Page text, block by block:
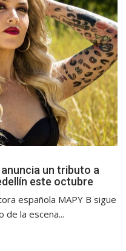
un tributo a
este octubre
española MAPY B sigue
la escena...